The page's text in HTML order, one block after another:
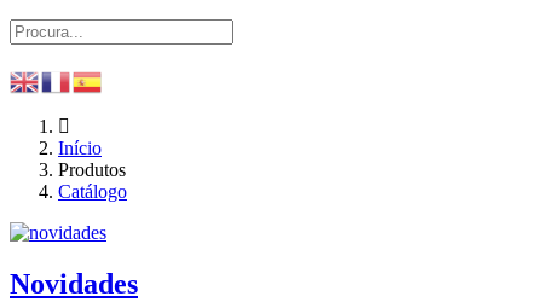
Início
Produtos
Catálogo
Novidades